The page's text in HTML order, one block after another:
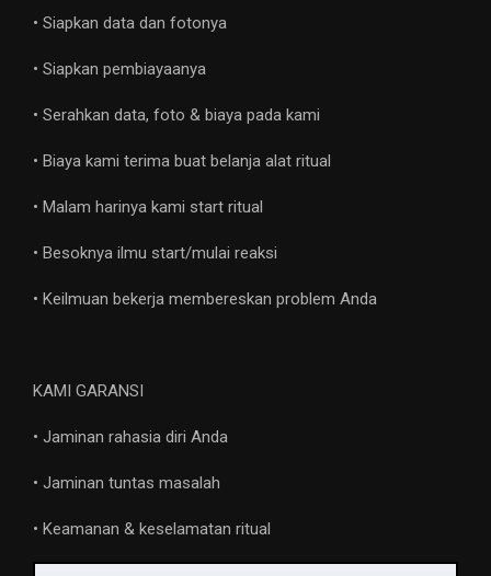
• Siapkan data dan fotonya
• Siapkan pembiayaanya
• Serahkan data, foto & biaya pada kami
• Biaya kami terima buat belanja alat ritual
• Malam harinya kami start ritual
• Besoknya ilmu start/mulai reaksi
• Keilmuan bekerja membereskan problem Anda
KAMI GARANSI
• Jaminan rahasia diri Anda
• Jaminan tuntas masalah
• Keamanan & keselamatan ritual